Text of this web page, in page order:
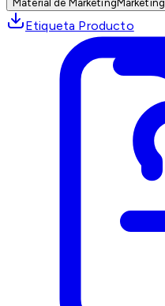
Material de MarketingMarketing
Etiqueta Producto